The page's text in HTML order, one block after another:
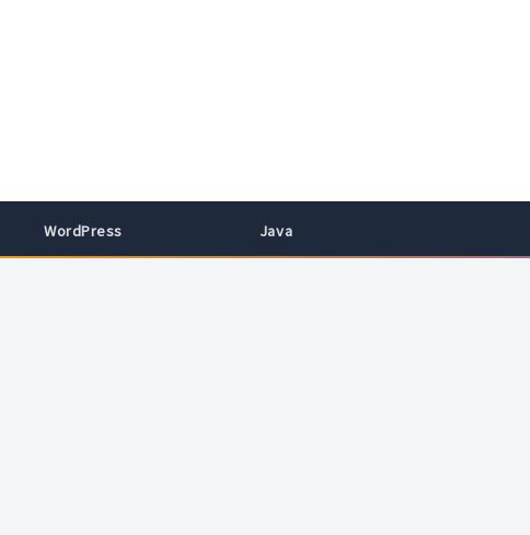
WordPress Java